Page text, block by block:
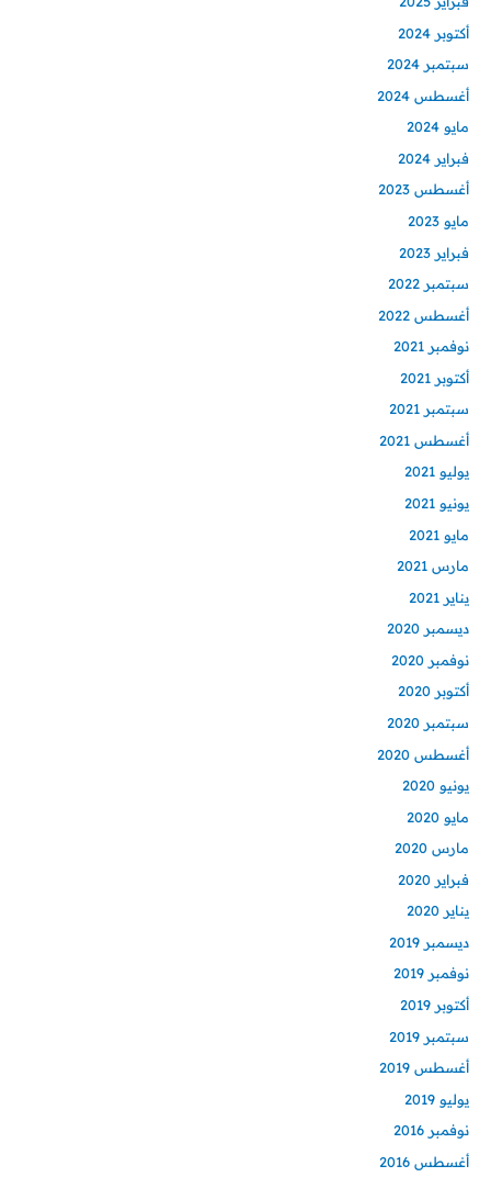
أكتوبر 2024
سبتمبر 2024
أغسطس 2024
مايو 2024
فبراير 2024
أغسطس 2023
مايو 2023
فبراير 2023
سبتمبر 2022
أغسطس 2022
نوفمبر 2021
أكتوبر 2021
سبتمبر 2021
أغسطس 2021
يوليو 2021
يونيو 2021
مايو 2021
مارس 2021
يناير 2021
ديسمبر 2020
نوفمبر 2020
أكتوبر 2020
سبتمبر 2020
أغسطس 2020
يونيو 2020
مايو 2020
مارس 2020
فبراير 2020
يناير 2020
ديسمبر 2019
نوفمبر 2019
أكتوبر 2019
سبتمبر 2019
أغسطس 2019
يوليو 2019
نوفمبر 2016
أغسطس 2016